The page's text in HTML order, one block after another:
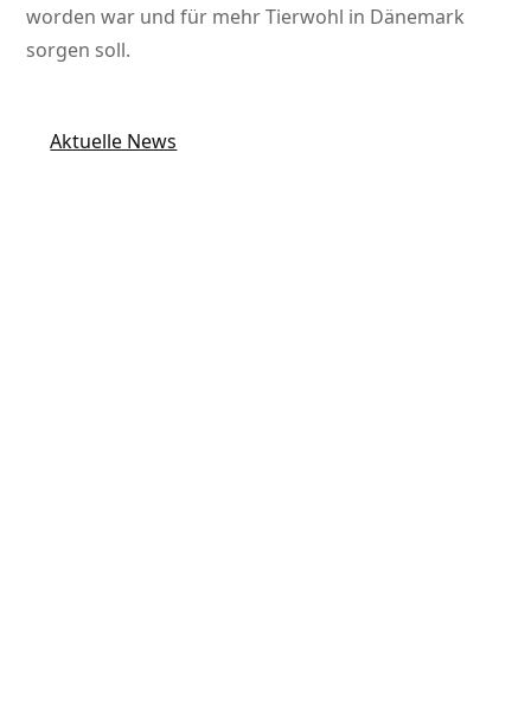
worden war und für mehr Tierwohl in Dänemark
sorgen soll.
Aktuelle News